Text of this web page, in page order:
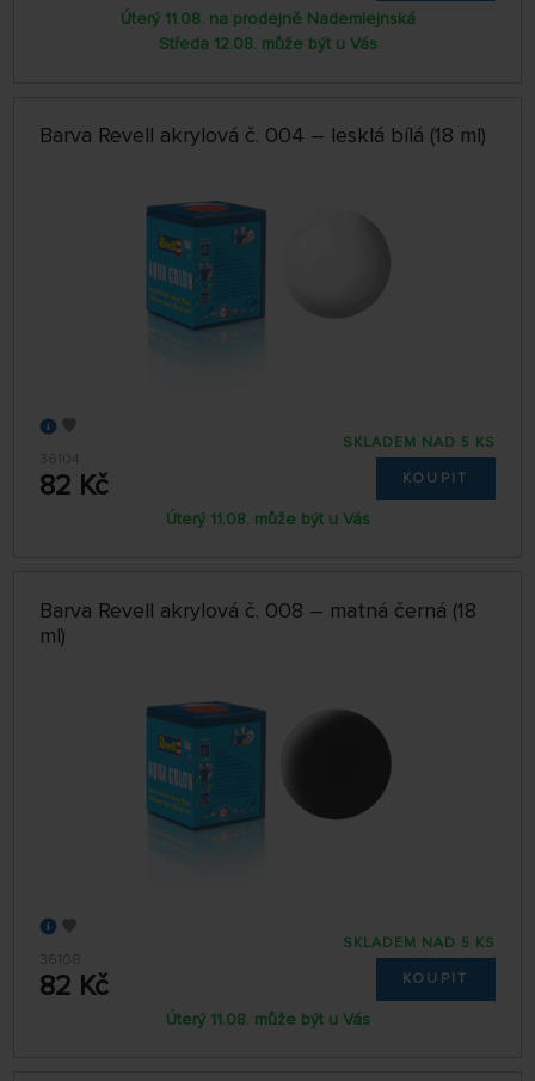
Úterý 11.08. na prodejně Nademlejnská
Středa 12.08. může být u Vás
Barva Revell akrylová č. 004 – lesklá bílá (18 ml)
36104
82 Kč
SKLADEM NAD 5 KS
KOUPIT
Úterý 11.08. může být u Vás
Barva Revell akrylová č. 008 – matná černá (18
ml)
36108
82 Kč
SKLADEM NAD 5 KS
KOUPIT
Úterý 11.08. může být u Vás